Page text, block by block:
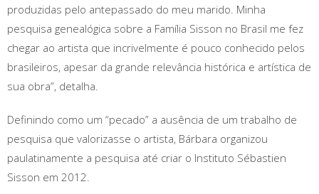
produzidas pelo antepassado do meu marido. Minha
pesquisa genealógica sobre a Família Sisson no Brasil me fez
chegar ao artista que incrivelmente é pouco conhecido pelos
brasileiros, apesar da grande relevância histórica e artística de
sua obra”, detalha.
Definindo como um “pecado” a ausência de um trabalho de
pesquisa que valorizasse o artista, Bárbara organizou
paulatinamente a pesquisa até criar o Instituto Sébastien
Sisson em 2012.